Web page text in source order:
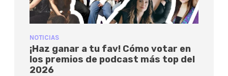
NOTICIAS
¡Haz ganar a tu fav! Cómo votar en
los premios de podcast más top del
2026